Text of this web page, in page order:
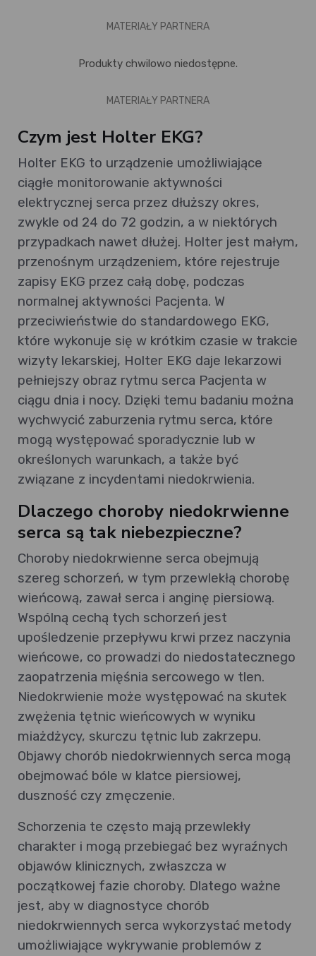
MATERIAŁY PARTNERA
Produkty chwilowo niedostępne.
MATERIAŁY PARTNERA
Czym jest Holter EKG?
Holter EKG to urządzenie umożliwiające
ciągłe monitorowanie aktywności
elektrycznej serca przez dłuższy okres,
zwykle od 24 do 72 godzin, a w niektórych
przypadkach nawet dłużej. Holter jest małym,
przenośnym urządzeniem, które rejestruje
zapisy EKG przez całą dobę, podczas
normalnej aktywności Pacjenta. W
przeciwieństwie do standardowego EKG,
które wykonuje się w krótkim czasie w trakcie
wizyty lekarskiej, Holter EKG daje lekarzowi
pełniejszy obraz rytmu serca Pacjenta w
ciągu dnia i nocy. Dzięki temu badaniu można
wychwycić zaburzenia rytmu serca, które
mogą występować sporadycznie lub w
określonych warunkach, a także być
związane z incydentami niedokrwienia.
Dlaczego choroby niedokrwienne
serca są tak niebezpieczne?
Choroby niedokrwienne serca obejmują
szereg schorzeń, w tym przewlekłą chorobę
wieńcową, zawał serca i anginę piersiową.
Wspólną cechą tych schorzeń jest
upośledzenie przepływu krwi przez naczynia
wieńcowe, co prowadzi do niedostatecznego
zaopatrzenia mięśnia sercowego w tlen.
Niedokrwienie może występować na skutek
zwężenia tętnic wieńcowych w wyniku
miażdżycy, skurczu tętnic lub zakrzepu.
Objawy chorób niedokrwiennych serca mogą
obejmować bóle w klatce piersiowej,
duszność czy zmęczenie.
Schorzenia te często mają przewlekły
charakter i mogą przebiegać bez wyraźnych
objawów klinicznych, zwłaszcza w
początkowej fazie choroby. Dlatego ważne
jest, aby w diagnostyce chorób
niedokrwiennych serca wykorzystać metody
umożliwiające wykrywanie problemów z